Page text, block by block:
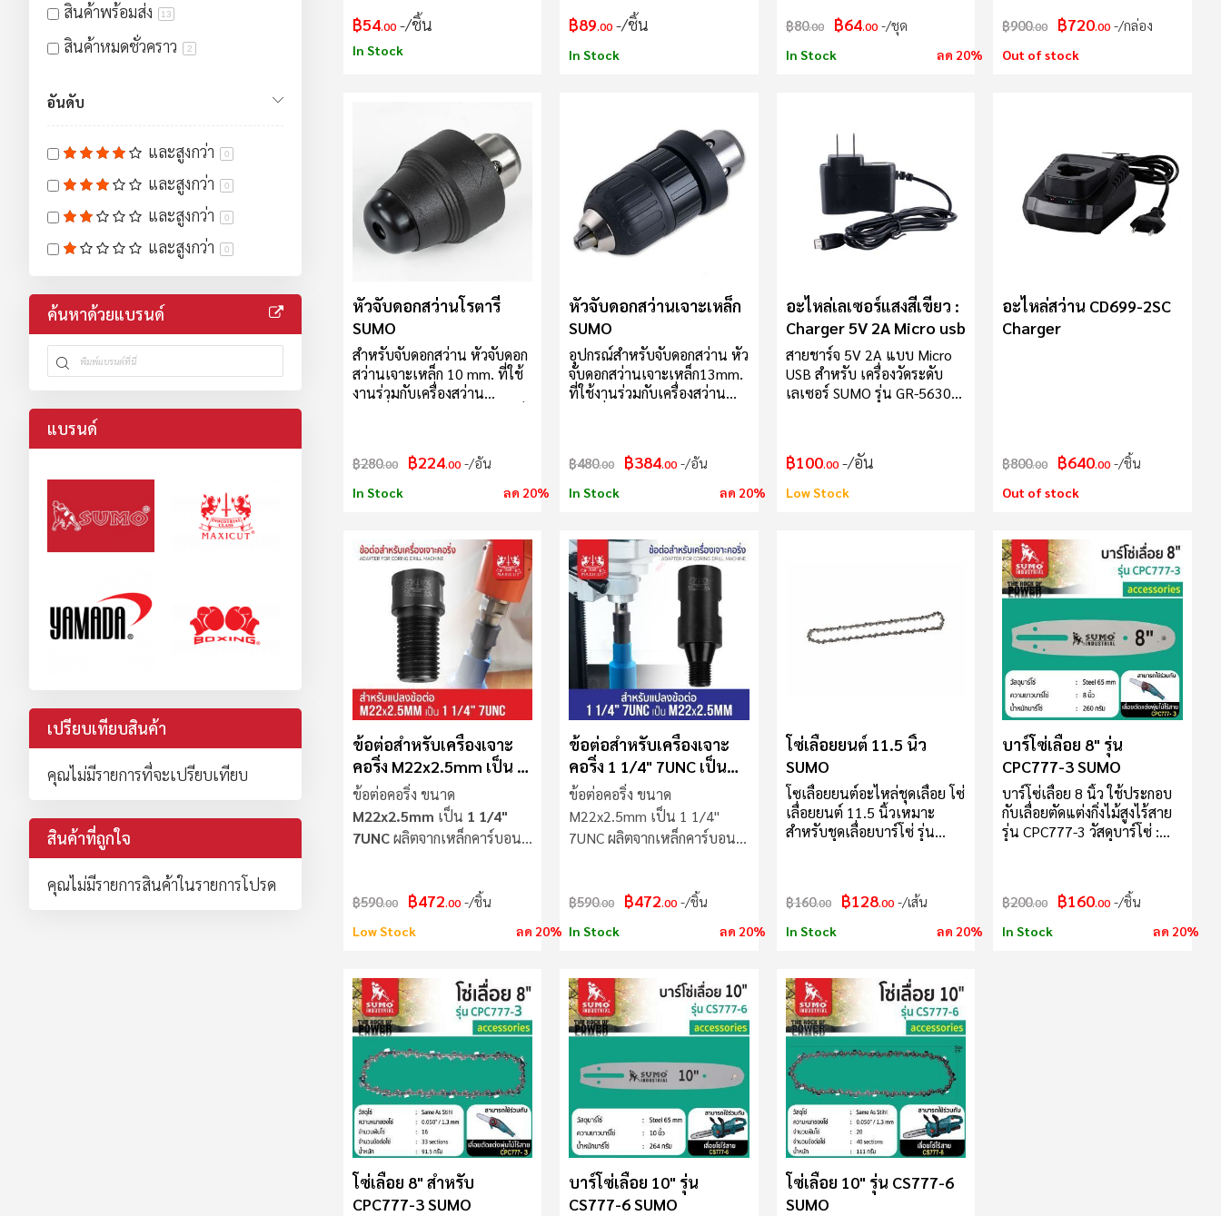
฿54.00 /ชิ้น
In Stock
฿89.00 /ชิ้น
In Stock
฿80.00 ฿64.00 /ชุด
In Stock ลด 20%
฿900.00 ฿720.00 /กล่อง
Out of stock
หัวจับดอกสว่านโรตารี่
SUMO
สำหรับจับดอกสว่าน หัวจับดอก
สว่านเจาะเหล็ก 10 mm. ที่ใช้
งานร่วมกับเครื่องสว่าน
หนักได้ดี จับดอกสว่านแน่น
หนา ลดโอกาสที่ดอกสว่านจะ
เตอร์ที่ช่วยให้สามารถเปลี่ยน
หัวจับได้สะดวก ใช้งานได้หลาก
หลาย รองรับดอกสว่านเจาะ
เหล็ก, ไม้, คอนกรีต (ขึ้นอยู่กับ
ประเภทของดอกสว่าน) ช่วย
เพิ่มความแม่นยำในการเจาะ
ลดการสั่นสะเทือน ทำให้การ
เจาะมีความเที่ยงตรงสูงขึ้น ไม่
ต้องซื้อสว่านเครื่องใหม่
สามารถเปลี่ยนหัวจับเพื่อใช้
งานกับดอกสว่านอื่น ๆ ได้
฿280.00 ฿224.00 /อัน
In Stock ลด 20%
หัวจับดอกสว่านเจาะเหล็ก
SUMO
อุปกรณ์สำหรับจับดอกสว่าน หัว
จับดอกสว่านเจาะเหล็ก13mm.
ที่ใช้งานร่วมกับเครื่องสว่าน
฿480.00 ฿384.00 /อัน
In Stock ลด 20%
อะไหล่เลเซอร์แสงสีเขียว :
Charger 5V 2A Micro usb
สายชาร์จ 5V 2A แบบ Micro
USB สำหรับ เครื่องวัดระดับ
เลเซอร์ SUMO รุ่น GR-5630
สามารถใช้งานได้กับทั้ง เครื่อง
วัดระดับเลเซอร์ 5 เส้น SUMO
รุ่น GR-5630 และ เลเซอร์วัด
เครื่องวัดระดับเลเซอร์ทั้ง 2 รุ่น
฿100.00 /อัน
Low Stock
อะไหล่สว่าน CD699-2SC
Charger
฿800.00 ฿640.00 /ชิ้น
Out of stock
ข้อต่อสำหรับเครื่องเจาะ
คอริ่ง M22x2.5mm เป็น 1
1/4" 7UNC
ข้อต่อคอริ่ง ขนาด
M22x2.5mm เป็น 1 1/4"
7UNCผลิตจากเหล็กคาร์บอน
฿590.00 ฿472.00 /ชิ้น
Low Stock ลด 20%
ข้อต่อสำหรับเครื่องเจาะ
คอริ่ง 1 1/4" 7UNC เป็น
M22x2.5mm
ข้อต่อคอริ่ง ขนาด
M22x2.5mm เป็น 1 1/4"
7UNC ผลิตจากเหล็กคาร์บอน
฿590.00 ฿472.00 /ชิ้น
In Stock ลด 20%
โซ่เลื่อยยนต์ 11.5 นิ้ว
SUMO
โซเลื่อยยนต์อะไหล่ชุดเลื่อย โซ่
เลื่อยยนต์ 11.5 นิ้วเหมาะ
สำหรับชุดเลื่อยบาร์โซ่ รุ่น
฿160.00 ฿128.00 /เส้น
In Stock ลด 20%
บาร์โซ่เลื่อย 8" รุ่น
CPC777-3 SUMO
บาร์โซ่เลื่อย 8 นิ้ว ใช้ประกอบ
กับเลื่อยตัดแต่งกิ่งไม้สูงไร้สาย
รุ่น CPC777-3 วัสดุบาร์โซ่ :
กรัม ข้อแนะนำ : ควรให้ผู้ที่มี
ความชำนาญในการประกอบ
อุปกรณ์ คำเตือน : ตรวจเช็ค
฿200.00 ฿160.00 /ชิ้น
In Stock ลด 20%
โซ่เลื่อย 8" สำหรับ
CPC777-3 SUMO
บาร์โซ่เลื่อย 10" รุ่น
CS777-6 SUMO
โซ่เลื่อย 10" รุ่น CS777-6
SUMO
สินค้าพร้อมส่ง 13
สินค้าหมดชั่วคราว 2
อันดับ
และสูงกว่า 0
และสูงกว่า 0
และสูงกว่า 0
และสูงกว่า 0
ค้นหาด้วยแบรนด์
แบรนด์
เปรียบเทียบสินค้า
คุณไม่มีรายการที่จะเปรียบเทียบ
สินค้าที่ถูกใจ
คุณไม่มีรายการสินค้าในรายการโปรด